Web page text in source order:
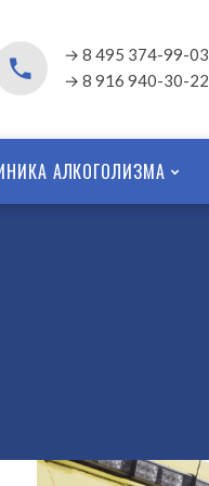
→ 8 495 374-99-03
→ 8 916 940-30-22
АЛКОГОЛИЗМА